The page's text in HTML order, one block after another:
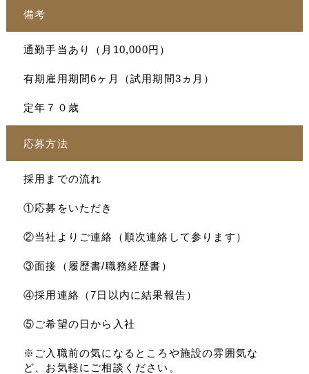
備考
通勤手当あり（月10,000円）
有期雇用期間6ヶ月（試用期間3ヵ月）
定年７０歳
応募方法
採用までの流れ
①応募をいただき
②当社よりご連絡（順次連絡して参ります）
③面接（履歴書/職務経歴書）
④採用連絡（7日以内に結果報告）
⑤ご希望の日から入社
※ご入職前の気になるところや施設の雰囲気な
ど、お気軽にご相談ください。